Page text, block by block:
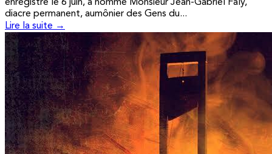
enregistré le 6 juin, a nommé Monsieur Jean-Gabriel Faly,
diacre permanent, aumônier des Gens du...
Lire la suite →